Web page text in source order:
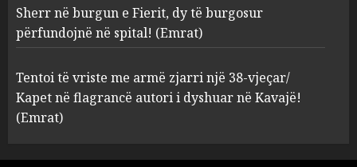
burgosur përfundojnë në
spital! (Emrat)
AUGUST 8, 2026
Sherr në burgun e Fierit, dy të burgosur
përfundojnë në spital! (Emrat)
Tentoi të vriste me armë zjarri një 38-vjeçar/
Kapet në flagrancë autori i dyshuar në Kavajë!
(Emrat)